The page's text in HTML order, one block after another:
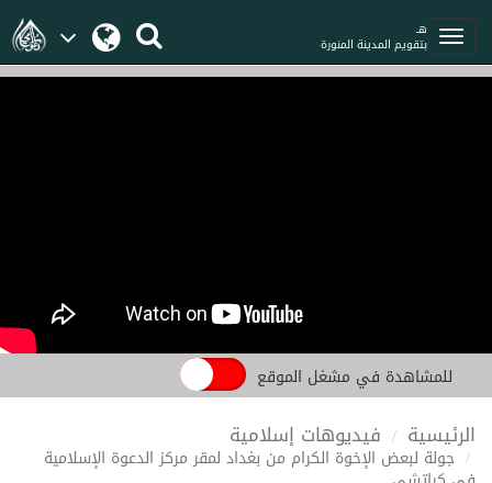
هـ
بتقويم المدينة المنورة
للمشاهدة في مشغل الموقع
الرئيسية فيديوهات إسلامية
جولة لبعض الإخوة الكرام من بغداد لمقر مركز الدعوة الإسلامية